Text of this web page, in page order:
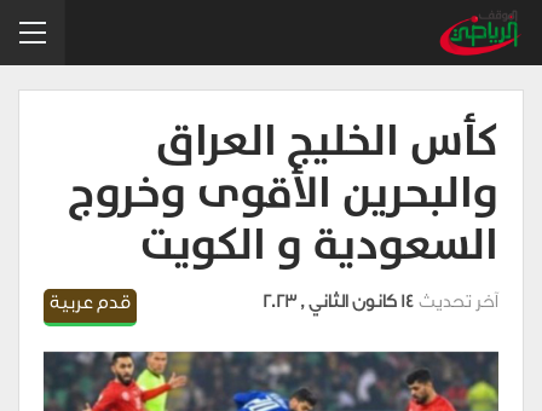
كأس الخليج العراق
والبحرين الأقوى وخروج
السعودية و الكويت
قدم عربية آخر تحديث14 كانون الثاني , 2023